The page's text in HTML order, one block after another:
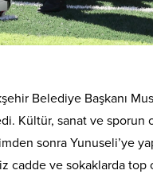
Belediye Başkanı
Kültür, sanat ve
sonra Yunuseli’ye
cadde ve sokaklarda top